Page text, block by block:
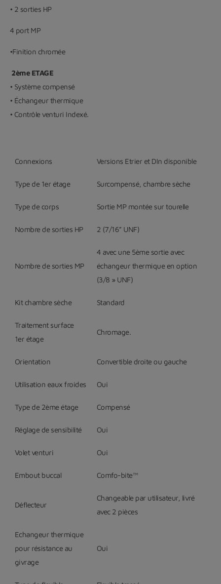
• 2 sorties HP
4 port MP
•Finition chromée
2ème ETAGE
• Système compensé
• Échangeur thermique
• Contrôle venturi Indexé.
Connexions Versions Etrier et DIn disponible
Type de 1er étage Surcompensé, chambre sèche
Type de corps Sortie MP montée sur tourelle
Nombre de sorties HP 2 (7/16” UNF)
Nombre de sorties MP
4 avec une 5èmesortie avec
échangeur thermique en option
(3/8 » UNF)
Kit chambre sèche Standard
Traitement surface
1er étage
Chromage.
Orientation Convertible droite ou gauche
Utilisation eaux froides Oui
Type de 2èmeétage Compensé
Réglage de sensibilité Oui
Volet venturi Oui
Embout buccal Comfo-bite™
Déflecteur
Changeable par utilisateur, livré
avec 2 pièces
Echangeur thermique
pour résistance au
givrage
Oui